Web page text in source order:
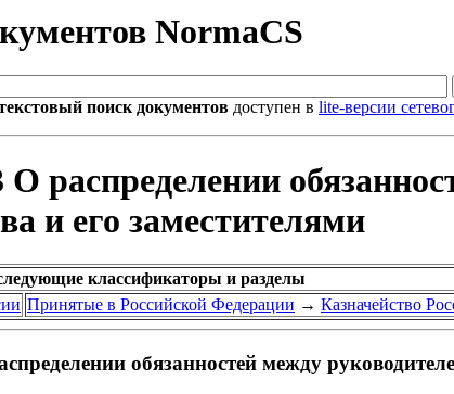
NormaCS
поиск документов доступен в lite-версии
распределении
и его заместителями
классификаторы и разделы
Принятые в Российской Федерации → Казначейство
обязанностей между